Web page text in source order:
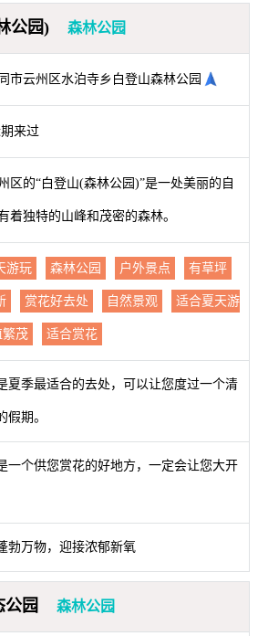
公园) 森林公园
市云州区水泊寺乡白登山森林公园
来过
区的“白登山(森林公园)”是一处美丽的自
着独特的山峰和茂密的森林。
游玩 森林公园 户外景点 有草坪
赏花好去处 自然景观 适合夏天游
繁茂 适合赏花
夏季最适合的去处，可以让您度过一个清
假期。
一个供您赏花的好地方，一定会让您大开
勃万物，迎接浓郁新氧
公园 森林公园